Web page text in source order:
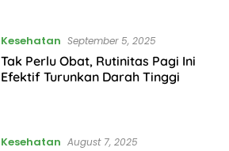
Kesehatan September 5, 2025
Tak Perlu Obat, Rutinitas Pagi Ini
Efektif Turunkan Darah Tinggi
Kesehatan August 7, 2025